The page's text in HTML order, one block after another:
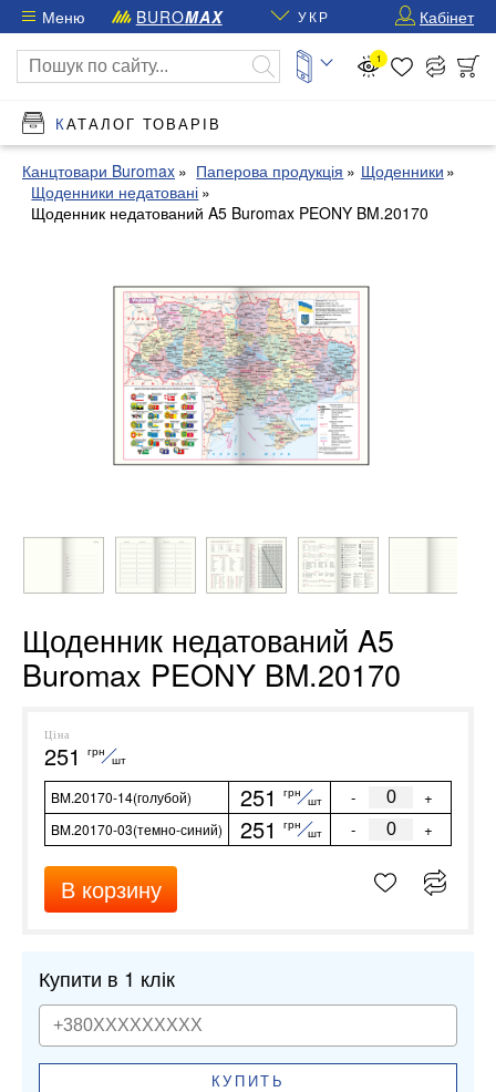
Меню BUROMAX УКР Кабінет
1
КАТАЛОГ ТОВАРІВ
Канцтовари Buromax Паперова продукція
Щоденники
Щоденники недатовані
Щоденник недатований A5 Buromax PEONY BM.20170
Щоденник недатований A5
Buromax PEONY BM.20170
Ціна
251 грн
шт
BM.20170-14(голубой) 251 грн
шт - +
BM.20170-03(темно-синий) 251 грн
шт - +
В корзину
Купити в 1 клік
КУПИТЬ